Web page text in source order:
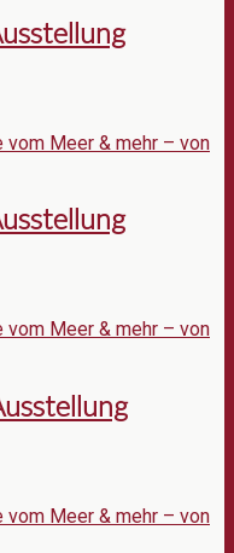
vom Meer & mehr – von
vom Meer & mehr – von
vom Meer & mehr – von